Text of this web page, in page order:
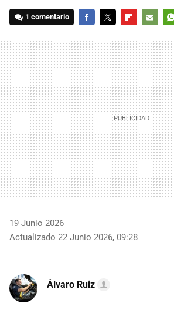
1 comentario
MAIL
19 Junio 2026
Actualizado 22 Junio 2026, 09:28
Álvaro Ruiz